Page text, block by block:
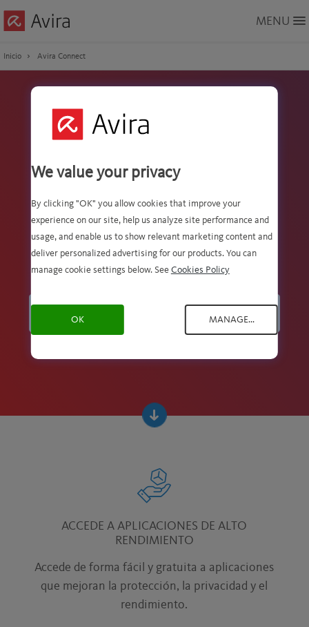
to
Content
MENU
Inicio Avira Connect
Avira Connect, el panel
seguridad, localiza tu teléfono y
gestiona tus suscripciones desde
un solo lugar
ACCEDE A APLICACIONES DE ALTO
RENDIMIENTO
Accede de forma fácil y gratuita a aplicaciones
que mejoran la protección, la privacidad y el
rendimiento.
We value your privacy
By clicking "OK" you allow cookies that improve your
experience on our site, help us analyze site performance and
usage, and enable us to show relevant marketing content and
deliver personalized advertising for our products. You can
manage cookie settings below. See Cookies Policy
OK MANAGE...